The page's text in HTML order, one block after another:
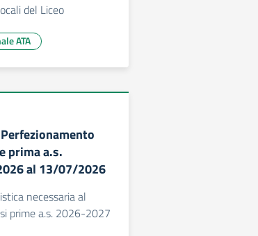
del Liceo
ATA
prima a.s.
al 13/07/2026
necessaria al
prime a.s. 2026-2027